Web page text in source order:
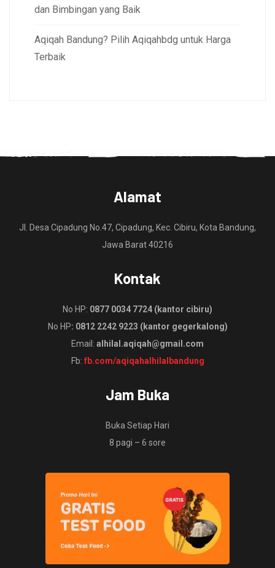
dan Bimbingan yang Baik
Aqiqah Bandung? Pilih Aqiqahbdg untuk Harga
Terbaik
Alamat
Jl. Desa Cipadung No.47, Cipadung, Kec. Cibiru, Kota Bandung,
Jawa Barat 40216
Kontak
No HP: 0877 0034 7724 (kantor cibiru)
No HP: 0812 2242 9223 (kantor gegerkalong)
Email: alhilal.aqiqah@gmail.com
Fb: fb.com/aqiqahalhilalbandung
Jam Buka
Buka Setiap Hari
8 pagi – 6 sore